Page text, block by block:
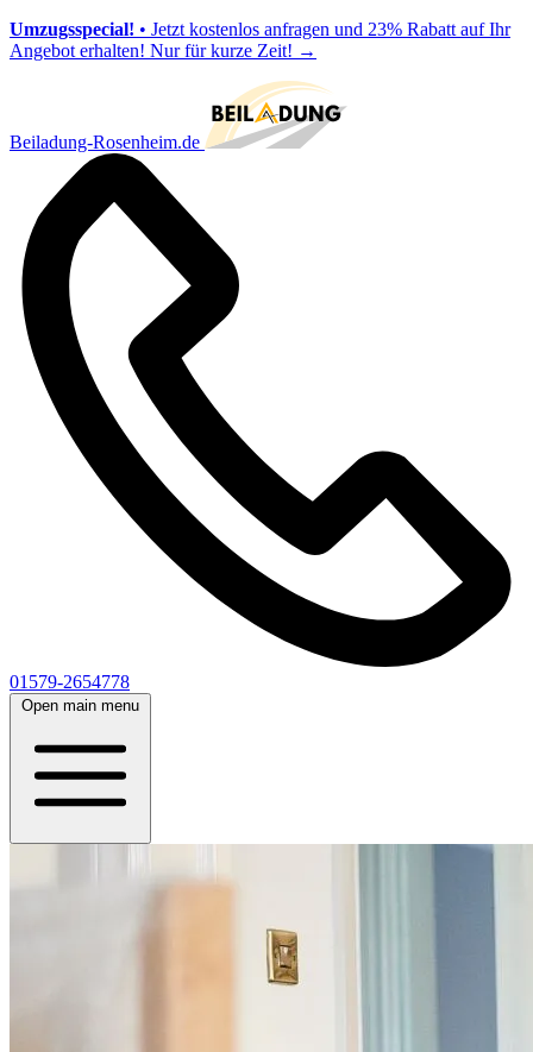
Umzugsspecial! • Jetzt kostenlos anfragen und 23% Rabatt auf Ihr
Angebot erhalten! Nur für kurze Zeit! →
Beiladung-Rosenheim.de
01579-2654778
Open main menu